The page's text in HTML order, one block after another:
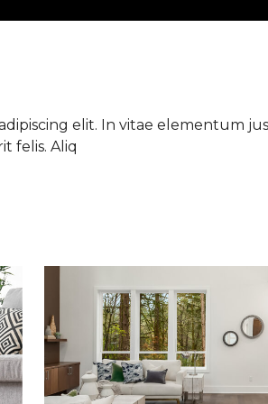
elit. In vitae elementum
felis. Aliq